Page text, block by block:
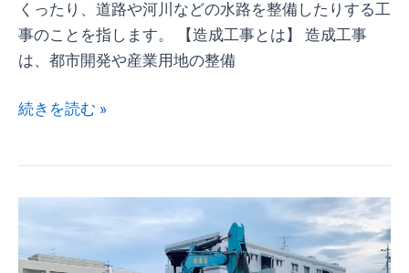
くったり、道路や河川などの水路を整備したりする工
事のことを指します。 【造成工事とは】 造成工事
は、都市開発や産業用地の整備
続きを読む »
工